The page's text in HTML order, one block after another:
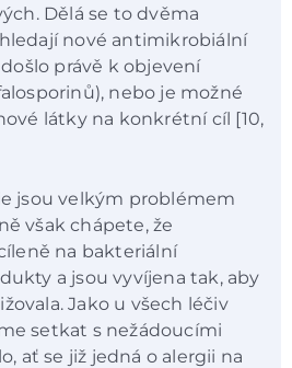
Dělá se to dvěma
nové antimikrobiální
právě k objevení
nebo je možné
látky na konkrétní cíl [10,
jsou velkým problémem
však chápete, že
na bakteriální
a jsou vyvíjena tak, aby
Jako u všech léčiv
setkat s nežádoucími
ať se již jedná o alergii na